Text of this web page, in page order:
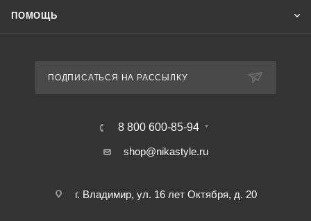
ПОМОЩЬ
ПОДПИСАТЬСЯ НА РАССЫЛКУ
8 800 600-85-94
shop@nikastyle.ru
г. Владимир, ул. 16 лет Октября, д. 20